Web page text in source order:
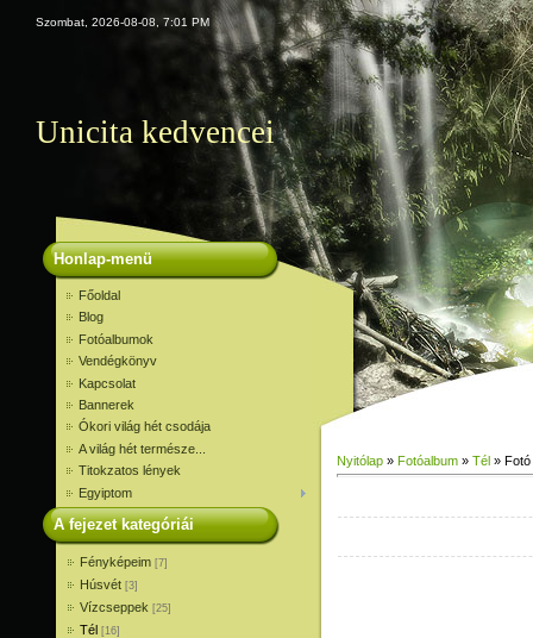
Szombat, 2026-08-08, 7:01 PM
Unicita kedvencei
Honlap-menü
Főoldal
Blog
Fotóalbumok
Vendégkönyv
Kapcsolat
Bannerek
Ókori világ hét csodája
A világ hét természe...
Titokzatos lények
Egyiptom
A fejezet kategóriái
Fényképeim [7]
Húsvét [3]
Vízcseppek [25]
Tél [16]
Nyitólap » Fotóalbum » Tél » Fotó